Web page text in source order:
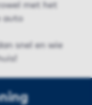
met het
auto
snel en wie